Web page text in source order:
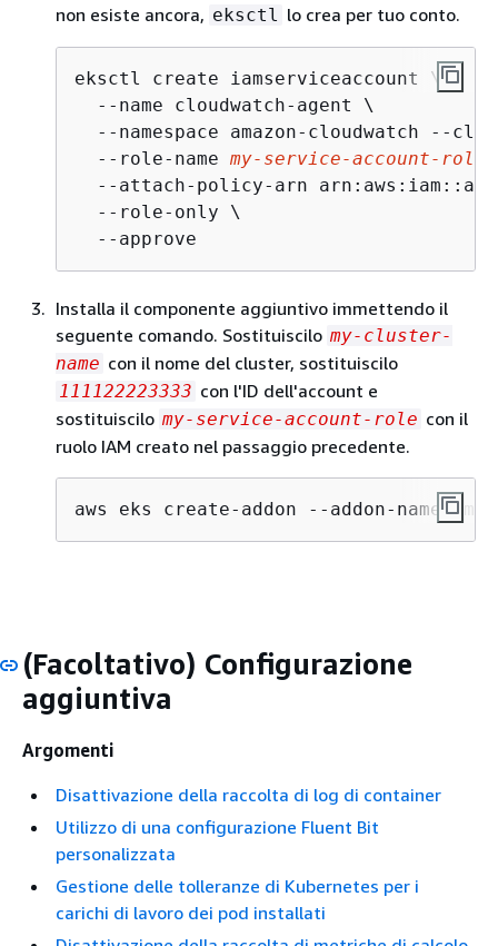
non esiste ancora, eksctl lo crea per tuo conto.
eksctl create iamserviceaccount \
  --name cloudwatch-agent \
--namespace amazon-cloudwatch --
  --role-name
my-service-account-role
--attach-policy-arn
  --role-only \
  --approve
Installa il componente aggiuntivo immettendo il
seguente comando. Sostituiscilo my-cluster-
name con il nome del cluster, sostituiscilo
111122223333 con l'ID dell'account e
sostituiscilo my-service-account-role con il
ruolo IAM creato nel passaggio precedente.
aws eks create-addon --addon-name
(Facoltativo) Configurazione
aggiuntiva
Argomenti
Disattivazione della raccolta di log di container
Utilizzo di una configurazione Fluent Bit
personalizzata
Gestione delle tolleranze di Kubernetes per i
carichi di lavoro dei pod installati